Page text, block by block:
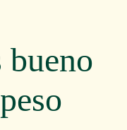
bueno